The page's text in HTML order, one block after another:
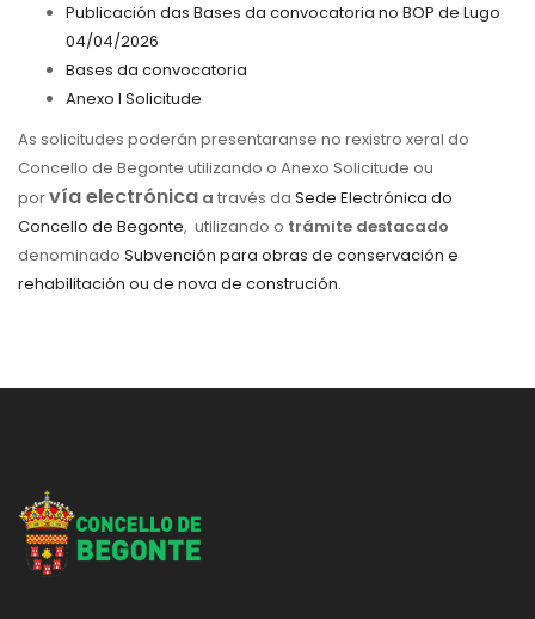
Publicación das Bases da convocatoria no BOP de Lugo
04/04/2026
Bases da convocatoria
Anexo I Solicitude
As solicitudes poderán presentaranse no rexistro xeral do
Concello de Begonte utilizando o Anexo Solicitude ou
porvía electrónica a través da Sede Electrónica do
Concello de Begonte, utilizando o trámite destacado
denominado Subvención para obras de conservación e
rehabilitación ou de nova de construción.